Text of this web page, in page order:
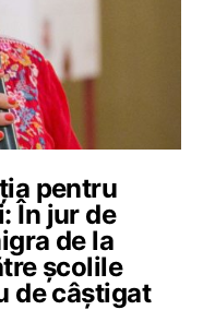
pentru
În jur de
de la
școlile
de câștigat